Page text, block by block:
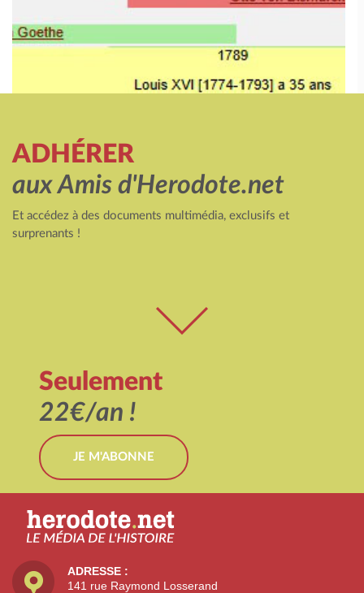
ADHÉRER
aux Amis d'Herodote.net
Et accédez à des documents multimédia, exclusifs et
surprenants !
Seulement
22€/an !
JE M'ABONNE
ADRESSE :
141 rue Raymond Losserand